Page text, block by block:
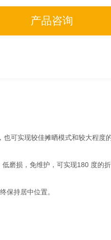
产品咨询
可实现较佳摊晒模式和较大程度的
损，免维护，可实现180 度的折
持居中位置。